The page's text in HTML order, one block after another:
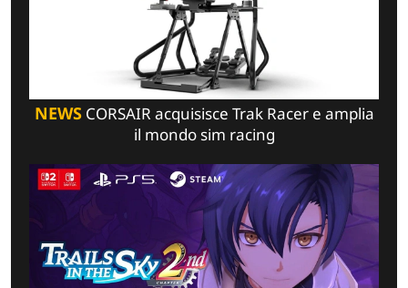
NEWSCORSAIR acquisisce Trak Racer e amplia
il mondo sim racing